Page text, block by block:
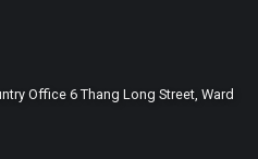
Office 6 Thang Long Street, Ward